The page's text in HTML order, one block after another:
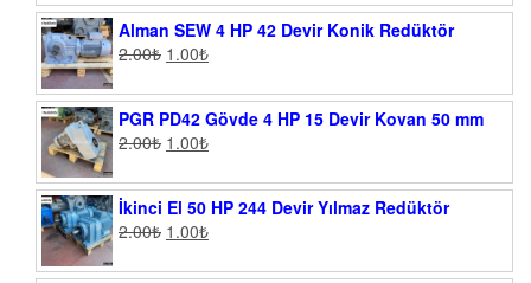
Alman SEW 4 HP 42 Devir Konik Redüktör
2.00₺ 1.00₺
PGR PD42 Gövde 4 HP 15 Devir Kovan 50 mm
2.00₺ 1.00₺
İkinci El 50 HP 244 Devir Yılmaz Redüktör
2.00₺ 1.00₺